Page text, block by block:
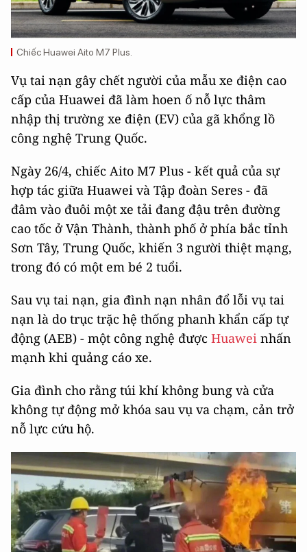
Chiếc Huawei Aito M7 Plus.
Vụ tai nạn gây chết người của mẫu xe điện cao
cấp của Huawei đã làm hoen ố nỗ lực thâm
nhập thị trường xe điện (EV) của gã khổng lồ
công nghệ Trung Quốc.
Ngày 26/4, chiếc Aito M7 Plus - kết quả của sự
hợp tác giữa Huawei và Tập đoàn Seres - đã
đâm vào đuôi một xe tải đang đậu trên đường
cao tốc ở Vận Thành, thành phố ở phía bắc tỉnh
Sơn Tây, Trung Quốc, khiến 3 người thiệt mạng,
trong đó có một em bé 2 tuổi.
Sau vụ tai nạn, gia đình nạn nhân đổ lỗi vụ tai
nạn là do trục trặc hệ thống phanh khẩn cấp tự
động (AEB) - một công nghệ được Huawei nhấn
mạnh khi quảng cáo xe.
Gia đình cho rằng túi khí không bung và cửa
không tự động mở khóa sau vụ va chạm, cản trở
nỗ lực cứu hộ.